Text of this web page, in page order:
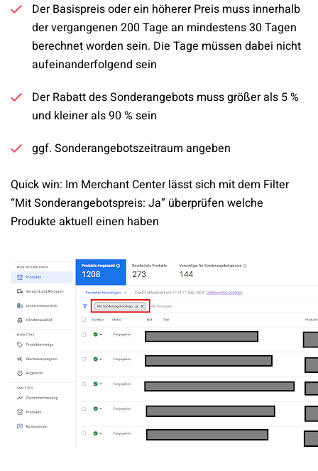
Der Basispreis oder ein höherer Preis muss innerhalb
der vergangenen 200 Tage an mindestens 30 Tagen
berechnet worden sein. Die Tage müssen dabei nicht
aufeinanderfolgend sein
Der Rabatt des Sonderangebots muss größer als 5 %
und kleiner als 90 % sein
ggf. Sonderangebotszeitraum angeben
Quick win: Im Merchant Center lässt sich mit dem Filter
“Mit Sonderangebotspreis: Ja” überprüfen welche
Produkte aktuell einen haben